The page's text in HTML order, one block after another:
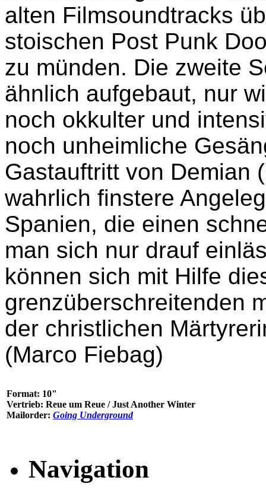
alten Filmsoundtracks
stoischen Post Punk
zu münden. Die zweite
ähnlich aufgebaut, nur
noch okkulter und
noch unheimliche
Gastauftritt von Demian
wahrlich finstere
Spanien, die einen
man sich nur drauf
können sich mit Hilfe
grenzüberschreitenden
der christlichen
(Marco Fiebag)
Format: 10"
Vertrieb: Reue um Reue / Just Another Winter
Mailorder: Going Underground
Navigation